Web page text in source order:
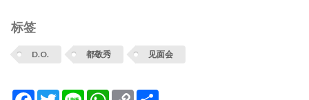
标签
D.O. 都敬秀 见面会
Facebook
TwitterLine WhatsApp
Copy